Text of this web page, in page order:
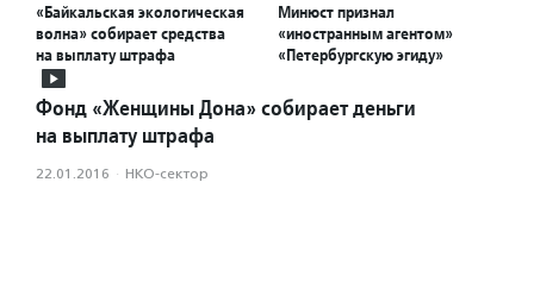
«Байкальская экологическая
волна» собирает средства
на выплату штрафа
Минюст признал
«иностранным агентом»
«Петербургскую эгиду»
Фонд «Женщины Дона» собирает деньги
на выплату штрафа
22.01.2016 · НКО-сектор